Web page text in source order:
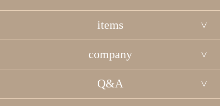
items
company
Q&A